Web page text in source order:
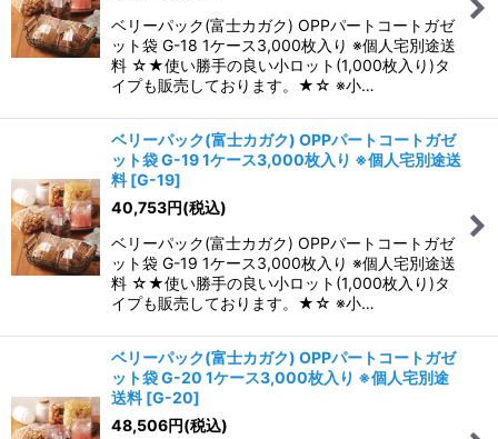
ベリーパック(富士カガク) OPPパートコートガゼ
ット袋 G-18 1ケース3,000枚入り ※個人宅別途送
料 ☆★使い勝手の良い小ロット(1,000枚入り)タ
イプも販売しております。★☆ ※小…
ベリーパック(富士カガク) OPPパートコートガゼ
ット袋 G-19 1ケース3,000枚入り ※個人宅別途送
料 [G-19]
40,753円(税込)
ベリーパック(富士カガク) OPPパートコートガゼ
ット袋 G-19 1ケース3,000枚入り ※個人宅別途送
料 ☆★使い勝手の良い小ロット(1,000枚入り)タ
イプも販売しております。★☆ ※小…
ベリーパック(富士カガク) OPPパートコートガゼ
ット袋 G-20 1ケース3,000枚入り ※個人宅別途
送料 [G-20]
48,506円(税込)